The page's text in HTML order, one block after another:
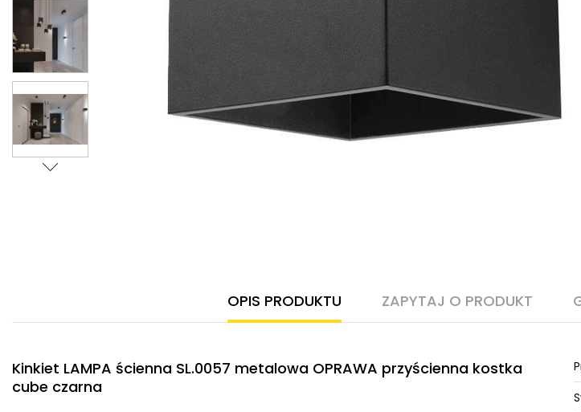
OPIS PRODUKTU ZAPYTAJ O PRODUKT
Kinkiet LAMPA ścienna SL.0057 metalowa OPRAWA przyścienna kostka
cube czarna